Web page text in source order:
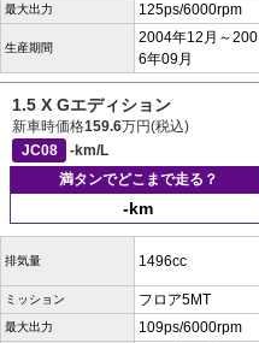
最大出力 125ps/6000rpm
生産期間
2004年12月～200
6年09月
1.5 X Gエディション
新車時価格159.6万円(税込)
JC08
-km/L
満タンでどこまで走る？
-km
排気量 1496cc
ミッション フロア5MT
最大出力 109ps/6000rpm